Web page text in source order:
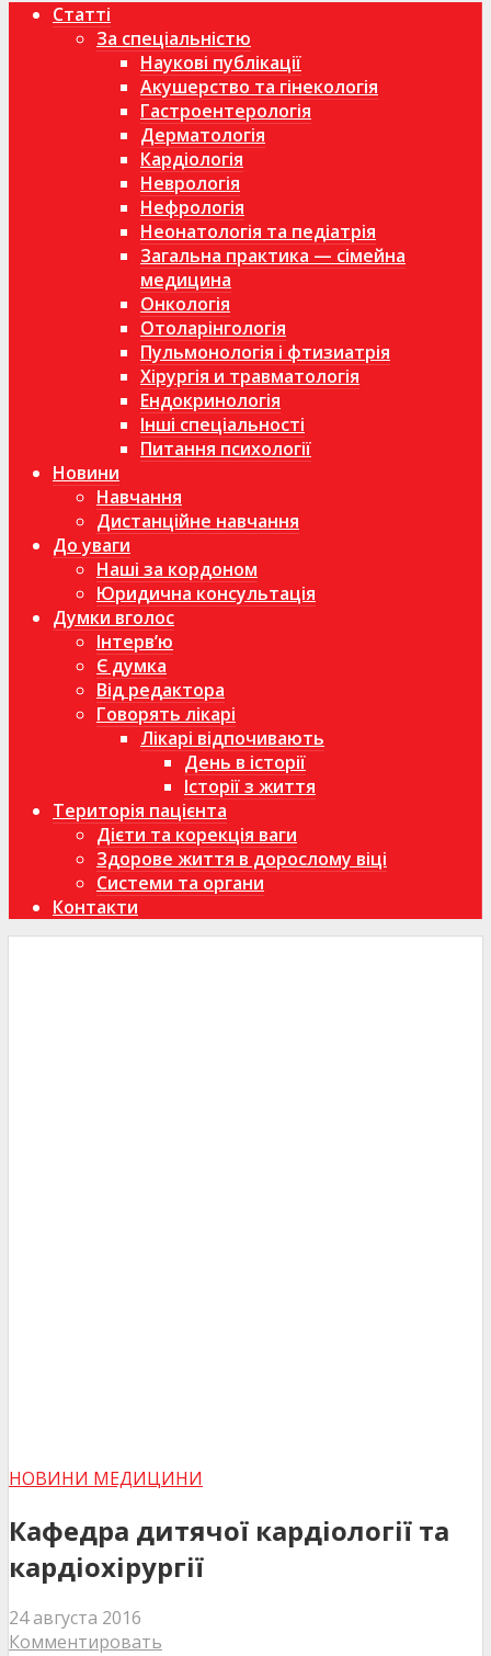
Статті
За спеціальністю
Наукові публікації
Акушерство та гінекологія
Гастроентерологія
Дерматологія
Кардіологія
Неврологія
Нефрологія
Неонатологія та педіатрія
Загальна практика — сімейна
медицина
Онкологія
Отоларінгологія
Пульмонологія і фтизиатрія
Хірургія и травматологія
Ендокринологія
Інші спеціальності
Питання психології
Новини
Навчання
Дистанційне навчання
До уваги
Наші за кордоном
Юридична консультація
Думки вголос
Інтерв’ю
Є думка
Від редактора
Говорять лікарі
Лікарі відпочивають
День в історії
Історії з життя
Територія пацієнта
Дієти та корекція ваги
Здорове життя в дорослому віці
Системи та органи
Контакти
НОВИНИ МЕДИЦИНИ
Кафедра дитячої кардіології та
кардіохірургії
24 августа 2016
Комментировать